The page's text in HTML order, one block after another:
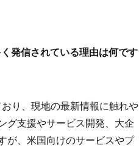
発信されている理由は何です
り、現地の最新情報に触れや
グ支援やサービス開発、大企
が、米国向けのサービスやプ